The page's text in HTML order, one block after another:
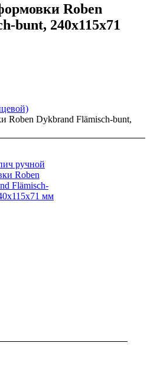
Roben
bunt, 240х115х71
Roben Dykbrand Flämisch-bunt,